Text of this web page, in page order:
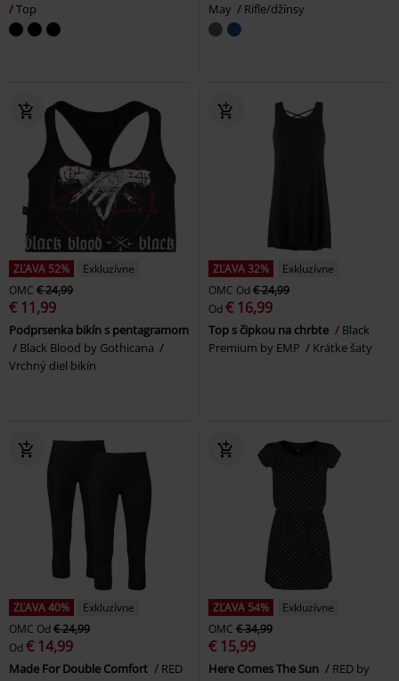
Top
May
Rifle/džínsy
ZĽAVA 52%
Exkluzívne
OMC € 24,99
€ 11,99
Podprsenka bikín s pentagramom
Black Blood by Gothicana
Vrchný diel bikín
ZĽAVA 32%
Exkluzívne
OMC Od € 24,99
Od € 16,99
Top s čipkou na chrbte
Black
Premium by EMP
Krátke šaty
ZĽAVA 40%
Exkluzívne
OMC Od € 24,99
Od € 14,99
Made For Double Comfort
RED
ZĽAVA 54%
Exkluzívne
OMC € 34,99
€ 15,99
Here Comes The Sun
RED by